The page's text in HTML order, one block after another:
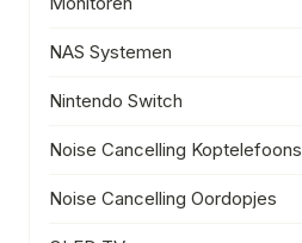
NAS Systemen
Nintendo Switch
Noise Cancelling Koptelefoons
Noise Cancelling Oordopjes